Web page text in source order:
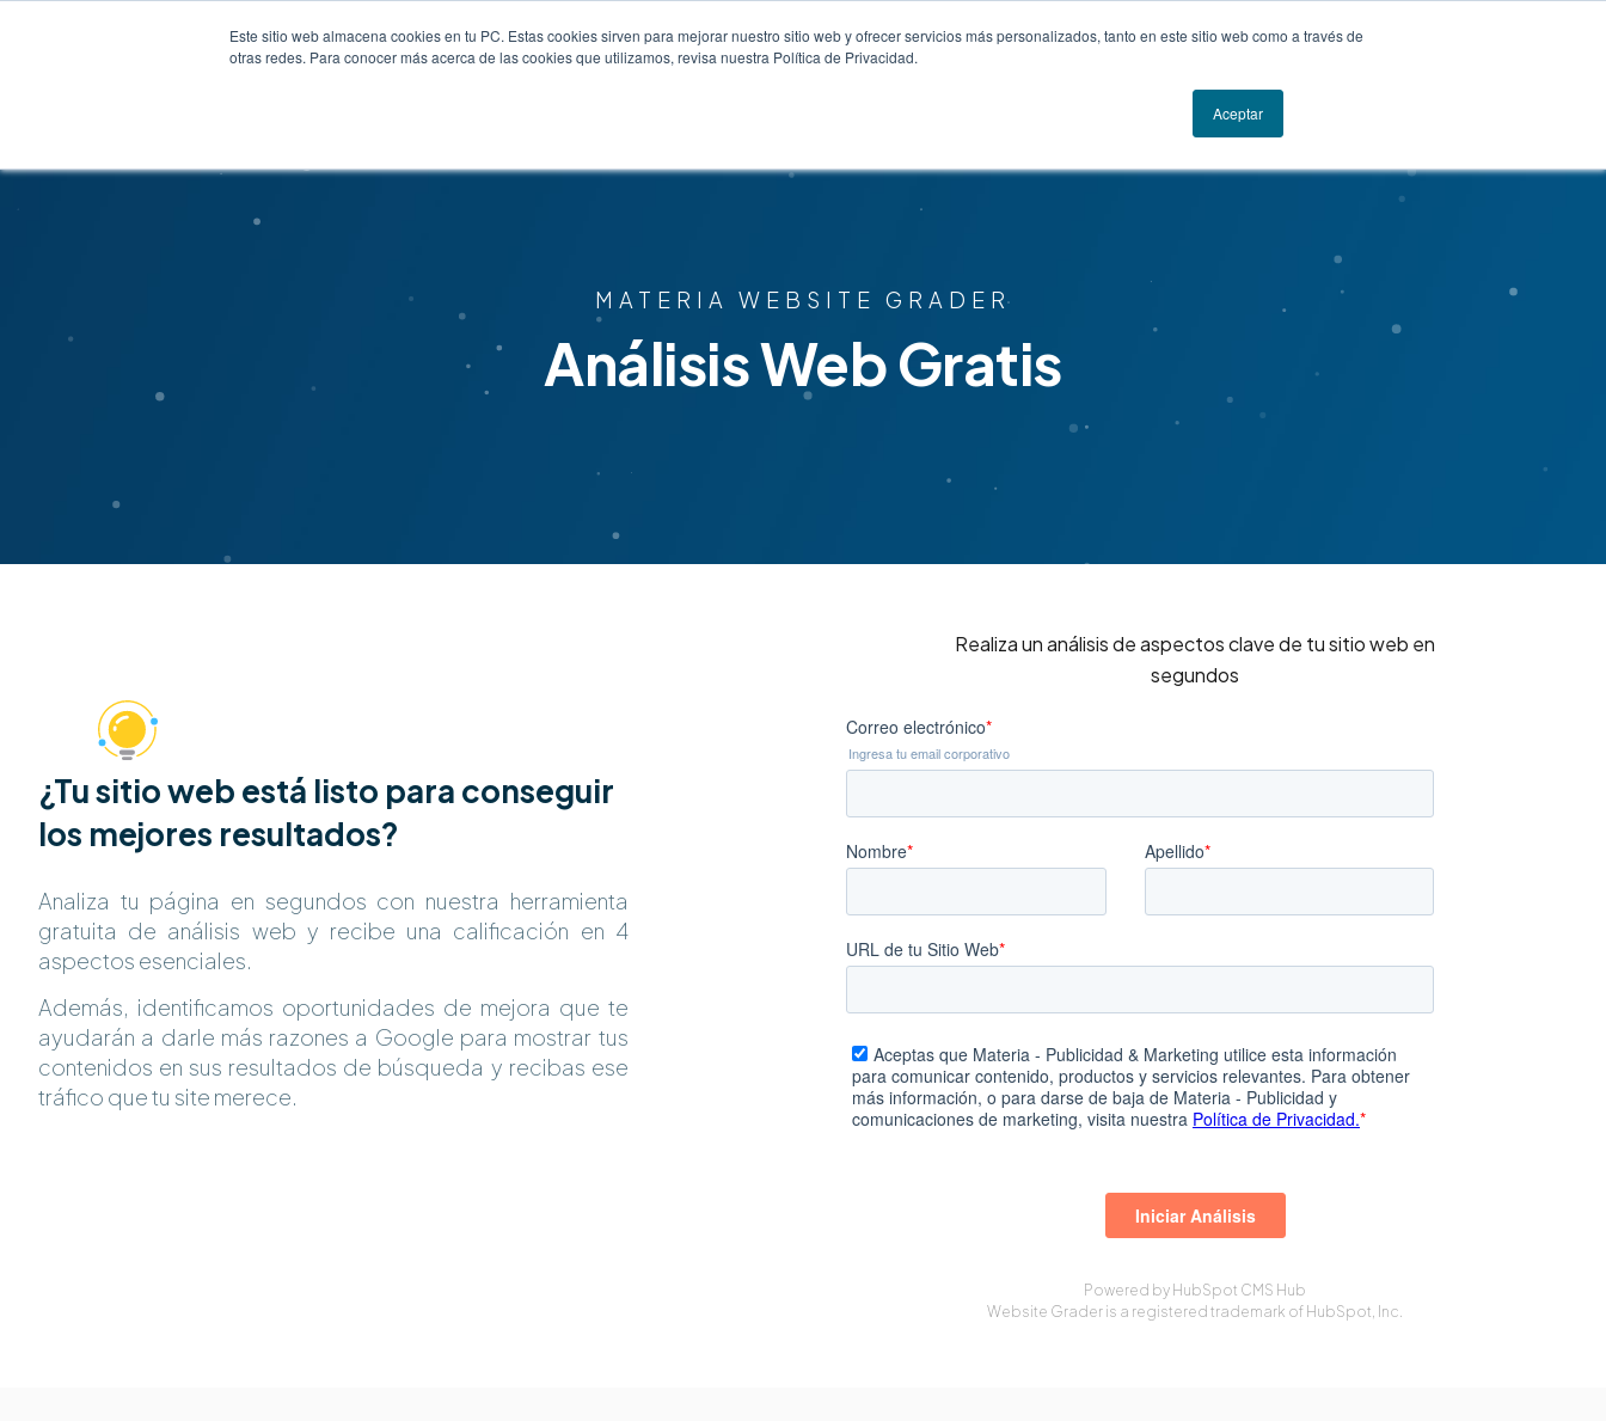
Este sitio web almacena cookies en tu PC. Estas cookies sirven para mejorar nuestro sitio web y ofrecer servicios más personalizados, tanto en este sitio web como a través de
otras redes. Para conocer más acerca de las cookies que utilizamos, revisa nuestra Política de Privacidad.
Aceptar
Servicios HubSpot Blog
MATERIA WEBSITE GRADER
Análisis Web Gratis
¿Tu sitio web está listo para conseguir
los mejores resultados?
Analiza tu página en segundos con nuestra herramienta
gratuita de análisis web y recibe una calificación en 4
aspectos esenciales.
Además, identificamos oportunidades de mejora que te
ayudarán a darle más razones a Google para mostrar tus
contenidos en sus resultados de búsqueda y recibas ese
tráfico que tu site merece.
Realiza un análisis de aspectos clave de tu sitio web en
segundos
Powered by HubSpot CMS Hub
Website Grader is a registered trademark of HubSpot, Inc.